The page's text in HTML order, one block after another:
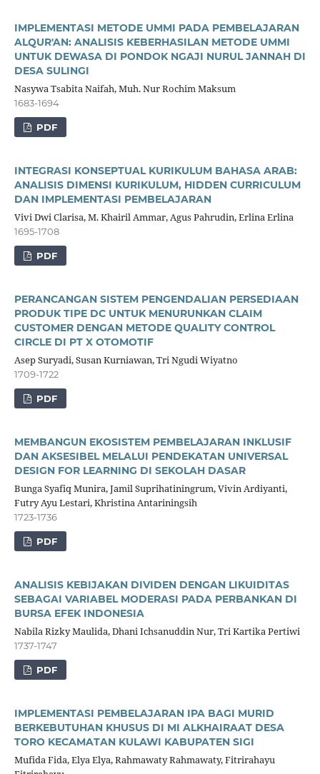
IMPLEMENTASI METODE UMMI PADA PEMBELAJARAN
ALQUR'AN: ANALISIS KEBERHASILAN METODE UMMI
UNTUK DEWASA DI PONDOK NGAJI NURUL JANNAH DI
DESA SULINGI
Nasywa Tsabita Naifah, Muh. Nur Rochim Maksum
1683-1694
PDF
INTEGRASI KONSEPTUAL KURIKULUM BAHASA ARAB:
ANALISIS DIMENSI KURIKULUM, HIDDEN CURRICULUM
DAN IMPLEMENTASI PEMBELAJARAN
Vivi Dwi Clarisa, M. Khairil Ammar, Agus Pahrudin, Erlina Erlina
1695-1708
PDF
PERANCANGAN SISTEM PENGENDALIAN PERSEDIAAN
PRODUK TIPE DC UNTUK MENURUNKAN CLAIM
CUSTOMER DENGAN METODE QUALITY CONTROL
CIRCLE DI PT X OTOMOTIF
Asep Suryadi, Susan Kurniawan, Tri Ngudi Wiyatno
1709-1722
PDF
MEMBANGUN EKOSISTEM PEMBELAJARAN INKLUSIF
DAN AKSESIBEL MELALUI PENDEKATAN UNIVERSAL
DESIGN FOR LEARNING DI SEKOLAH DASAR
Bunga Syafiq Munira, Jamil Suprihatiningrum, Vivin Ardiyanti,
Futry Ayu Lestari, Khristina Antariningsih
1723-1736
PDF
ANALISIS KEBIJAKAN DIVIDEN DENGAN LIKUIDITAS
SEBAGAI VARIABEL MODERASI PADA PERBANKAN DI
BURSA EFEK INDONESIA
Nabila Rizky Maulida, Dhani Ichsanuddin Nur, Tri Kartika Pertiwi
1737-1747
PDF
IMPLEMENTASI PEMBELAJARAN IPA BAGI MURID
BERKEBUTUHAN KHUSUS DI MI ALKHAIRAAT DESA
TORO KECAMATAN KULAWI KABUPATEN SIGI
Mufida Fida, Elya Elya, Rahmawaty Rahmawaty, Fitrirahayu